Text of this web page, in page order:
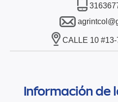
CALLE 10
Información de